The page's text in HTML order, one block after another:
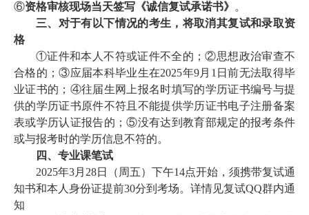
⑥资格审核现场当天签写《诚信复试承诺书》 。
三、对于有以下情况的考生，将取消其复试和录取资
格
①证件和本人不符或证件不全的；②思想政治审查不
合格的；③应届本科毕业生在2025年9月1日前无法取得毕
业证书的；④往届生网上报名时填写的学历证书编号与提
供的学历证书原件不符且不能提供学历证书电子注册备案
表或学历认证报告的；⑤没有达到教育部规定的报考条件
或与报考时的学历信息不符的。
四、 专业课笔试
2025年3月28日（周五）下午14点开始， 须携带复试通
知书和本人身份证提前30分到考场。详情见复试QQ群内通
知